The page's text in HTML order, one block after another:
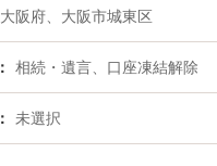
大阪府、大阪市城東区
相続・遺言、口座凍結解除
未選択